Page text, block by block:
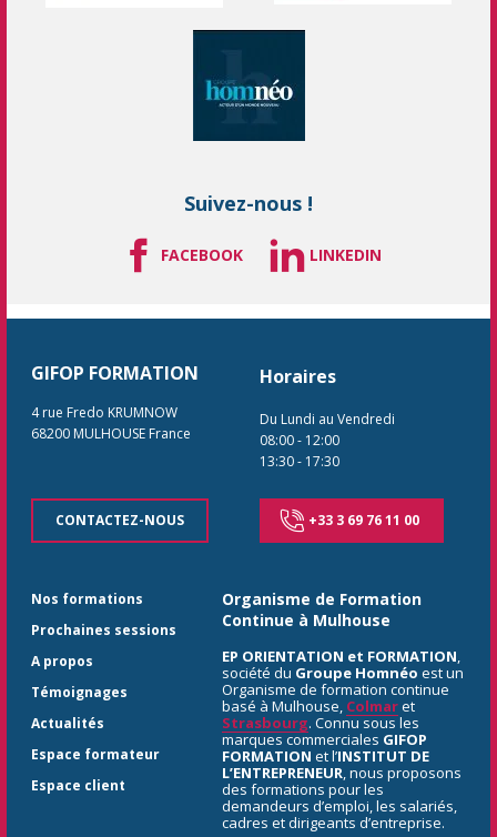
Suivez-nous !
FACEBOOK LINKEDIN
GIFOP FORMATION
4 rue Fredo KRUMNOW
68200 MULHOUSE France
CONTACTEZ-NOUS
Horaires
Du Lundi au Vendredi
08:00- 12:00
13:30- 17:30
+33 3 69 76 11 00
Nos formations
Prochaines sessions
A propos
Témoignages
Actualités
Espace formateur
Espace client
Organisme de Formation
Continue à Mulhouse
EP ORIENTATION et FORMATION,
société du Groupe Homnéo est un
Organisme de formation continue
basé à Mulhouse, Colmaret
Strasbourg. Connu sous les
marques commerciales GIFOP
FORMATION et l’INSTITUT DE
L’ENTREPRENEUR, nous proposons
des formations pour les
demandeurs d’emploi, les salariés,
cadres et dirigeants d’entreprise.